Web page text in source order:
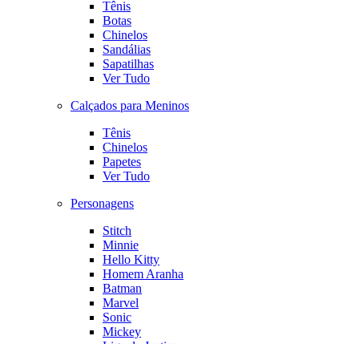
Tênis
Botas
Chinelos
Sandálias
Sapatilhas
Ver Tudo
Calçados para Meninos
Tênis
Chinelos
Papetes
Ver Tudo
Personagens
Stitch
Minnie
Hello Kitty
Homem Aranha
Batman
Marvel
Sonic
Mickey